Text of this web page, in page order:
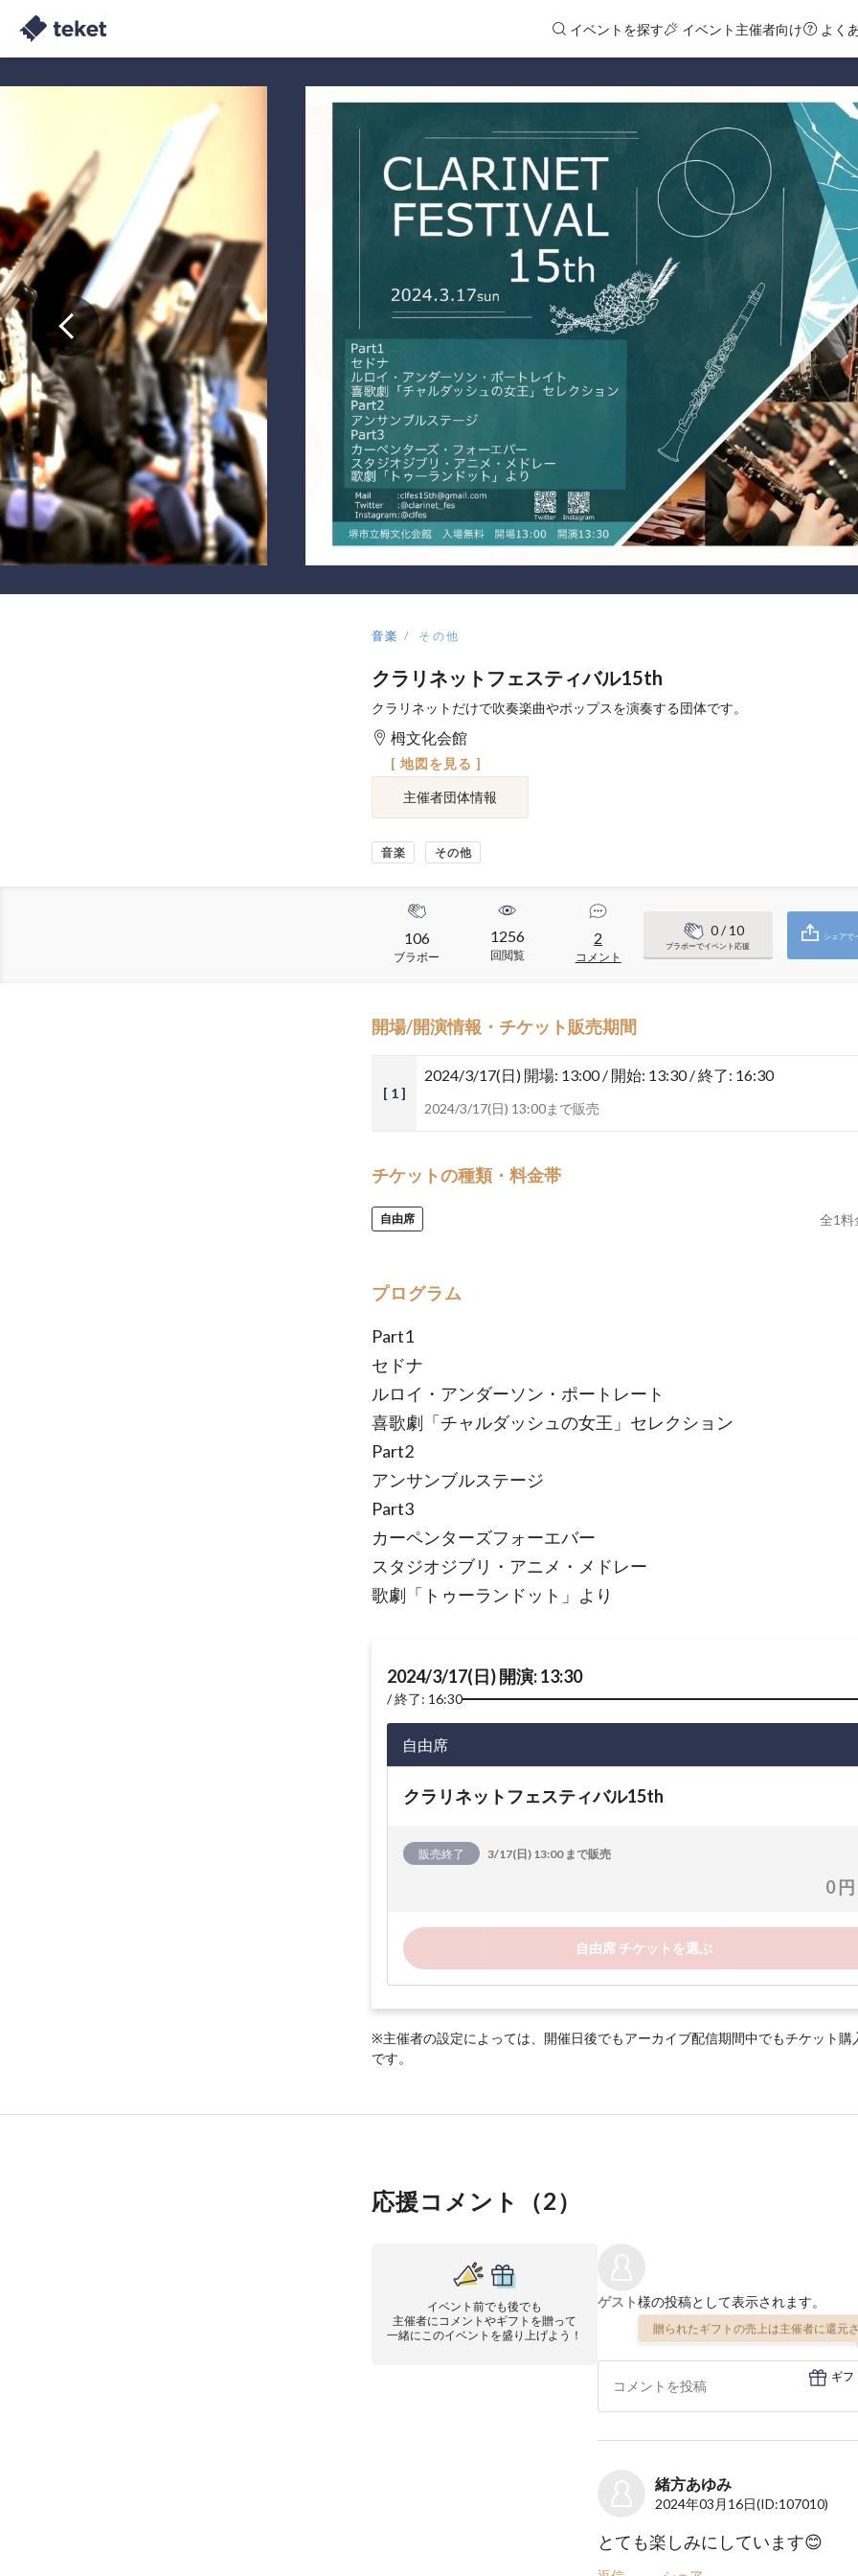
イベントを探す イベント主催者向け よく
音楽 その他
クラリネットフェスティバル15th
クラリネットだけで吹奏楽曲やポップスを演奏する団体です。
栂文化会館
[ 地図を見る ]
主催者団体情報
音楽 その他
106
ブラボー
1256
回閲覧
2
コメント
0/ 10
ブラボーでイベント応援
シェアで
開場/開演情報・チケット販売期間
[ 1 ]
2024/3/17(日) 開場: 13:00 / 開始: 13:30 / 終了: 16:30
2024/3/17(日) 13:00まで販売
チケットの種類・料金帯
自由席 全1料
プログラム
Part1
セドナ
ルロイ・アンダーソン・ポートレート
喜歌劇「チャルダッシュの女王」セレクション
Part2
アンサンブルステージ
Part3
カーペンターズフォーエバー
スタジオジブリ・アニメ・メドレー
歌劇「トゥーランドット」より
2024/3/17(日) 開演: 13:30
終了: 16:30
自由席
クラリネットフェスティバル15th
販売終了 3/17(日) 13:00 まで販売
0 円
自由席 チケットを選ぶ
※主催者の設定によっては、開催日後でもアーカイブ配信期間中でもチケット購
です。
応援コメント（2）
イベント前でも後でも
主催者にコメントやギフトを贈って
一緒にこのイベントを盛り上げよう！
ゲスト様の投稿として表示されます。
贈られたギフトの売上は主催者に還元
ギフ
緒方あゆみ
2024年03月16日(ID:107010)
とても楽しみにしています😊